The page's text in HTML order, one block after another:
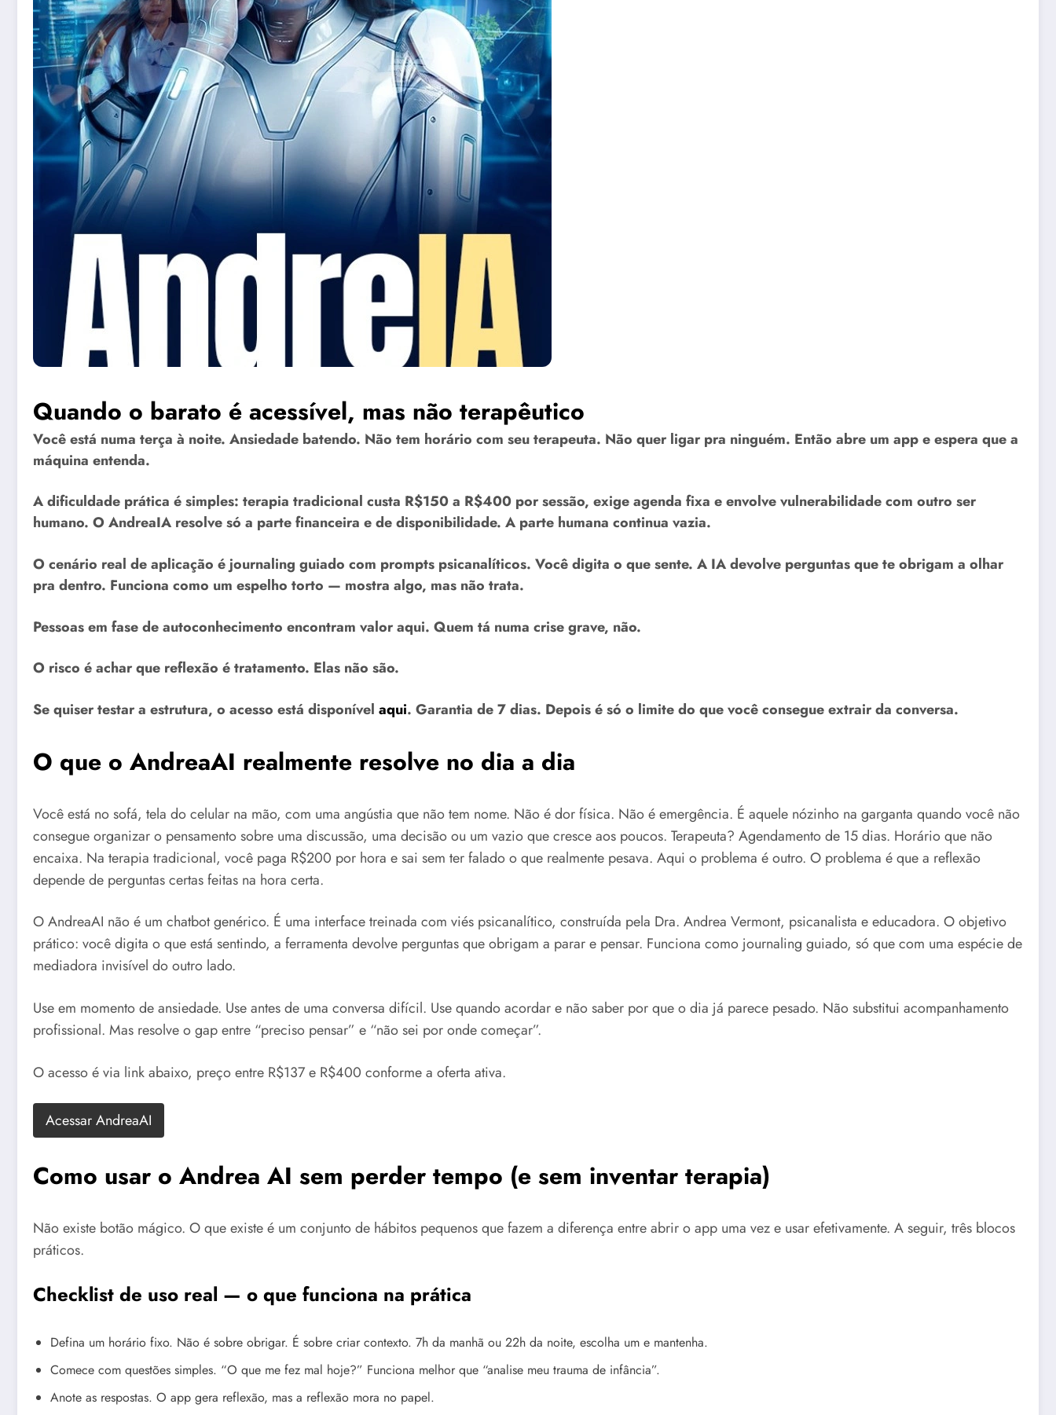
Quando o barato é acessível, mas não terapêutico
Você está numa terça à noite. Ansiedade batendo. Não tem horário com seu terapeuta. Não quer ligar pra ninguém. Então abre um app e espera que a
máquina entenda.
A dificuldade prática é simples: terapia tradicional custa R$150 a R$400 por sessão, exige agenda fixa e envolve vulnerabilidade com outro ser
humano. O AndreaIA resolve só a parte financeira e de disponibilidade. A parte humana continua vazia.
O cenário real de aplicação é journaling guiado com prompts psicanalíticos. Você digita o que sente. A IA devolve perguntas que te obrigam a olhar
pra dentro. Funciona como um espelho torto — mostra algo, mas não trata.
Pessoas em fase de autoconhecimento encontram valor aqui. Quem tá numa crise grave, não.
O risco é achar que reflexão é tratamento. Elas não são.
Se quiser testar a estrutura, o acesso está disponível aqui. Garantia de 7 dias. Depois é só o limite do que você consegue extrair da conversa.
O que o AndreaAI realmente resolve no dia a dia
Você está no sofá, tela do celular na mão, com uma angústia que não tem nome. Não é dor física. Não é emergência. É aquele nózinho na garganta quando você não
consegue organizar o pensamento sobre uma discussão, uma decisão ou um vazio que cresce aos poucos. Terapeuta? Agendamento de 15 dias. Horário que não
encaixa. Na terapia tradicional, você paga R$200 por hora e sai sem ter falado o que realmente pesava. Aqui o problema é outro. O problema é que a reflexão
depende de perguntas certas feitas na hora certa.
O AndreaAI não é um chatbot genérico. É uma interface treinada com viés psicanalítico, construída pela Dra. Andrea Vermont, psicanalista e educadora. O objetivo
prático: você digita o que está sentindo, a ferramenta devolve perguntas que obrigam a parar e pensar. Funciona como journaling guiado, só que com uma espécie de
mediadora invisível do outro lado.
Use em momento de ansiedade. Use antes de uma conversa difícil. Use quando acordar e não saber por que o dia já parece pesado. Não substitui acompanhamento
profissional. Mas resolve o gap entre “preciso pensar” e “não sei por onde começar”.
O acesso é via link abaixo, preço entre R$137 e R$400 conforme a oferta ativa.
Acessar AndreaAI
Como usar o Andrea AI sem perder tempo (e sem inventar terapia)
Não existe botão mágico. O que existe é um conjunto de hábitos pequenos que fazem a diferença entre abrir o app uma vez e usar efetivamente. A seguir, três blocos
práticos.
Checklist de uso real — o que funciona na prática
Defina um horário fixo. Não é sobre obrigar. É sobre criar contexto. 7h da manhã ou 22h da noite, escolha um e mantenha.
Comece com questões simples. “O que me fez mal hoje?” Funciona melhor que “analise meu trauma de infância”.
Anote as respostas. O app gera reflexão, mas a reflexão mora no papel.